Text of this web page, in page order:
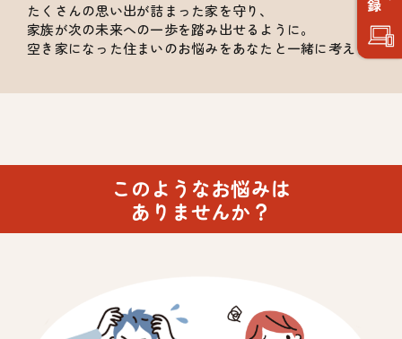
たくさんの思い出が詰まった家を守り、
家族が次の未来への一歩を踏み出せるように。
空き家になった住まいのお悩みをあなたと一緒に考えます。
このようなお悩みは
ありませんか？